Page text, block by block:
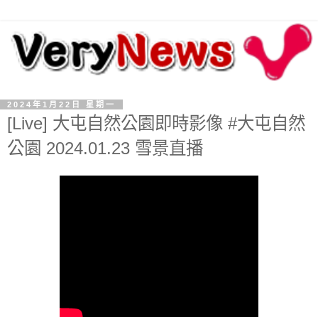
2024年1月22日 星期一
[Live] 大屯自然公園即時影像 #大屯自然
公園 2024.01.23 雪景直播